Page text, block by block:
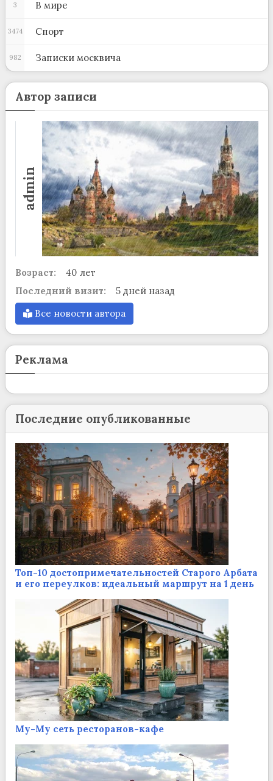
В мире
3
Спорт
3474
Записки москвича
982
Автор записи
admin
Возраст:
40 лет
Последний визит:
5 дней назад
Все новости автора
Реклама
Последние опубликованные
Топ-10 достопримечательностей Старого Арбата
и его переулков: идеальный маршрут на 1 день
Му-Му сеть ресторанов-кафе